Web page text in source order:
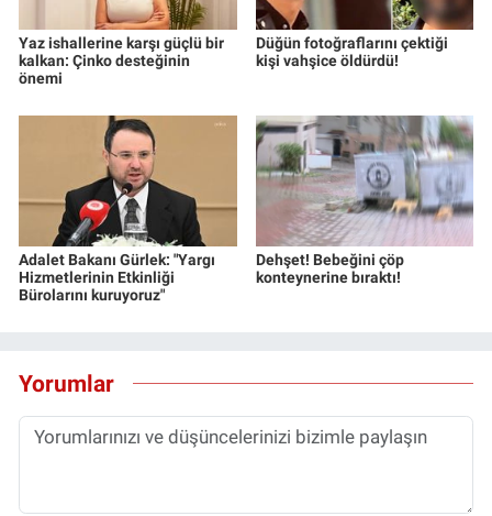
Yaz ishallerine karşı güçlü bir
kalkan: Çinko desteğinin
önemi
Düğün fotoğraflarını çektiği
kişi vahşice öldürdü!
Adalet Bakanı Gürlek: "Yargı
Hizmetlerinin Etkinliği
Bürolarını kuruyoruz"
Dehşet! Bebeğini çöp
konteynerine bıraktı!
Yorumlar